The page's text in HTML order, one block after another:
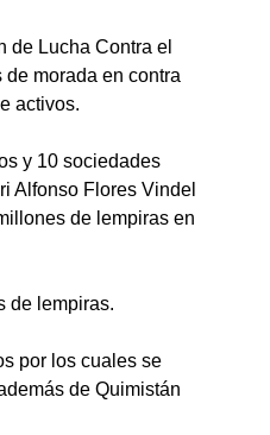
de Lucha Contra el
morada en contra
activos.
y 10 sociedades
Alfonso Flores Vindel
de lempiras en
de lempiras.
por los cuales se
de Quimistán